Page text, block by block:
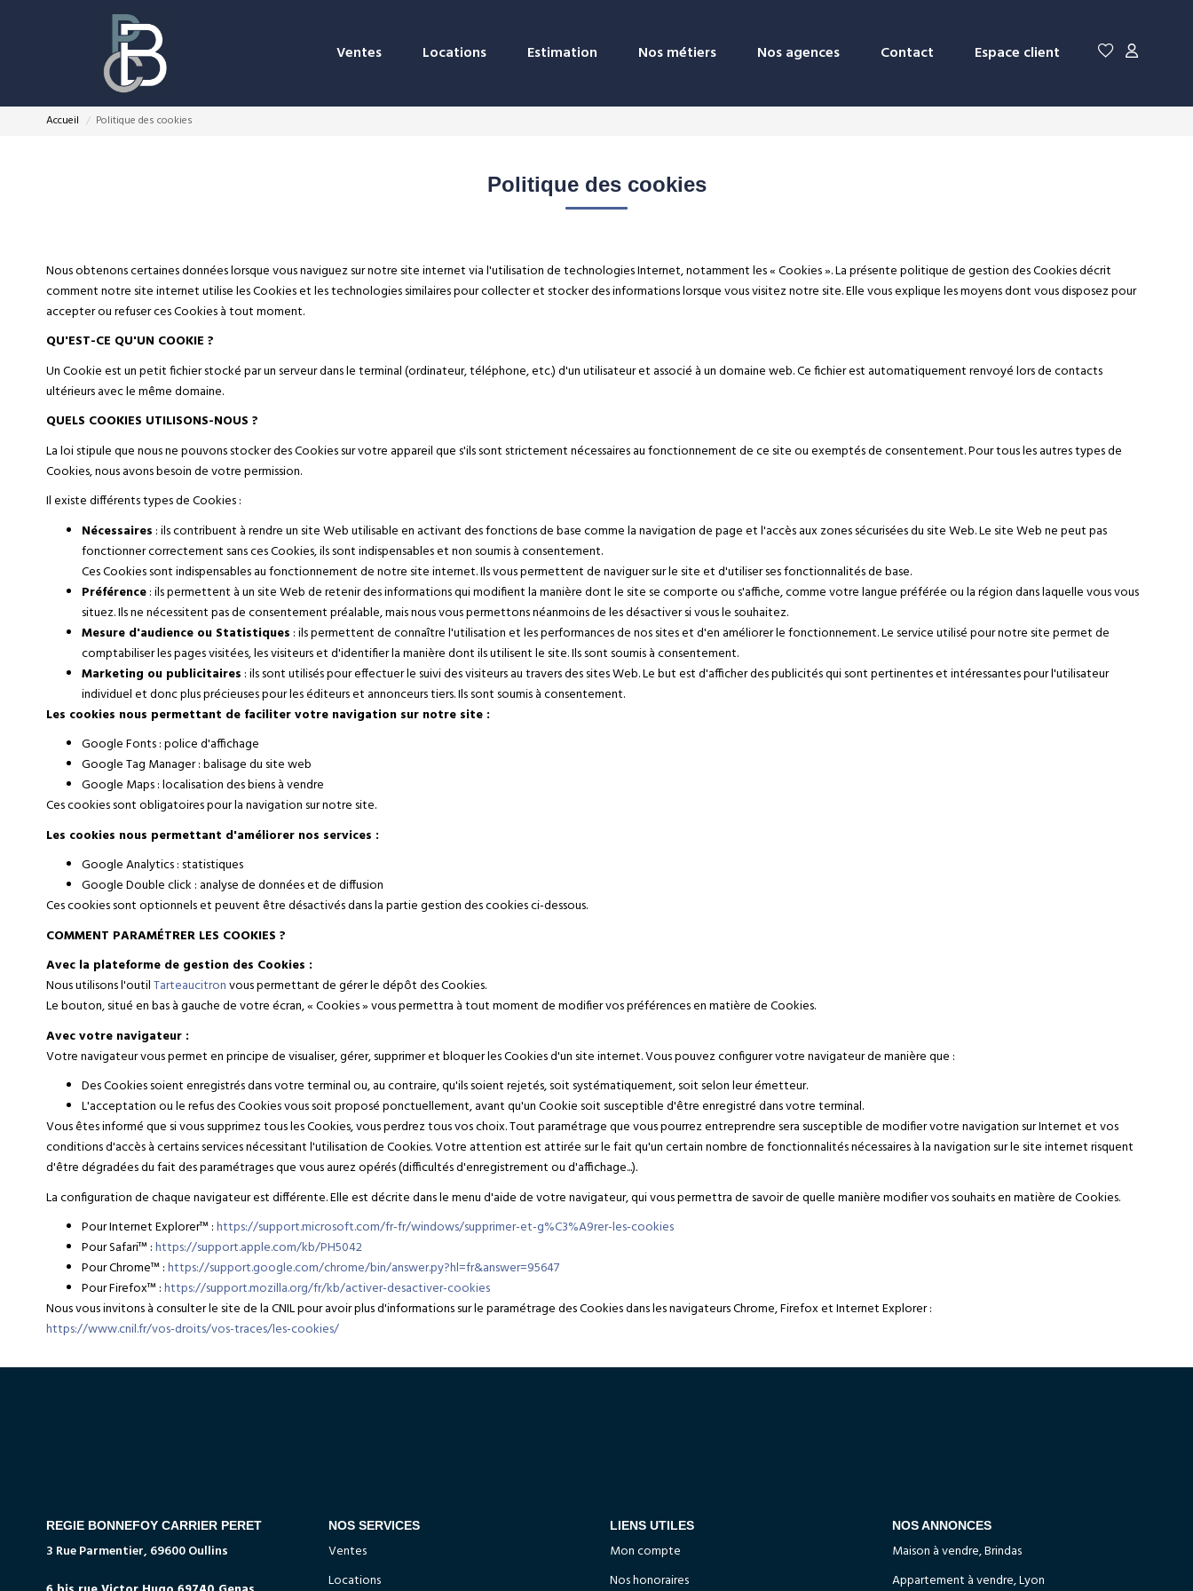
Ventes Locations Estimation Nos métiers Nos agences Contact Espace client
Accueil Politique des cookies
Politique des cookies
Nous obtenons certaines données lorsque vous naviguez sur notre site internet via l'utilisation de technologies Internet, notamment les « Cookies ». La présente politique de gestion des Cookies décrit
comment notre site internet utilise les Cookies et les technologies similaires pour collecter et stocker des informations lorsque vous visitez notre site. Elle vous explique les moyens dont vous disposez pour
accepter ou refuser ces Cookies à tout moment.
QU'EST-CE QU'UN COOKIE ?
Un Cookie est un petit fichier stocké par un serveur dans le terminal (ordinateur, téléphone, etc.) d'un utilisateur et associé à un domaine web. Ce fichier est automatiquement renvoyé lors de contacts
ultérieurs avec le même domaine.
QUELS COOKIES UTILISONS-NOUS ?
La loi stipule que nous ne pouvons stocker des Cookies sur votre appareil que s'ils sont strictement nécessaires au fonctionnement de ce site ou exemptés de consentement. Pour tous les autres types de
Cookies, nous avons besoin de votre permission.
Il existe différents types de Cookies :
Nécessaires : ils contribuent à rendre un site Web utilisable en activant des fonctions de base comme la navigation de page et l'accès aux zones sécurisées du site Web. Le site Web ne peut pas
fonctionner correctement sans ces Cookies, ils sont indispensables et non soumis à consentement.
Ces Cookies sont indispensables au fonctionnement de notre site internet. Ils vous permettent de naviguer sur le site et d'utiliser ses fonctionnalités de base.
Préférence: ils permettent à un site Web de retenir des informations qui modifient la manière dont le site se comporte ou s'affiche, comme votre langue préférée ou la région dans laquelle vous vous
situez. Ils ne nécessitent pas de consentement préalable, mais nous vous permettons néanmoins de les désactiver si vous le souhaitez.
Mesure d'audience ou Statistiques : ils permettent de connaître l'utilisation et les performances de nos sites et d'en améliorer le fonctionnement. Le service utilisé pour notre site permet de
comptabiliser les pages visitées, les visiteurs et d'identifier la manière dont ils utilisent le site. Ils sont soumis à consentement.
Marketing ou publicitaires : ils sont utilisés pour effectuer le suivi des visiteurs au travers des sites Web. Le but est d'afficher des publicités qui sont pertinentes et intéressantes pour l'utilisateur
individuel et donc plus précieuses pour les éditeurs et annonceurs tiers. Ils sont soumis à consentement.
Les cookies nous permettant de faciliter votre navigation sur notre site :
Google Fonts : police d'affichage
Google Tag Manager : balisage du site web
Google Maps : localisation des biens à vendre
Ces cookies sont obligatoires pour la navigation sur notre site.
Les cookies nous permettant d'améliorer nos services :
Google Analytics : statistiques
Google Double click : analyse de données et de diffusion
Ces cookies sont optionnels et peuvent être désactivés dans la partie gestion des cookies ci-dessous.
COMMENT PARAMÉTRER LES COOKIES ?
Avec la plateforme de gestion des Cookies :
Nous utilisons l'outilTarteaucitronvous permettant de gérer le dépôt des Cookies.
Le bouton, situé en bas à gauche de votre écran, « Cookies » vous permettra à tout moment de modifier vos préférences en matière de Cookies.
Avec votre navigateur :
Votre navigateur vous permet en principe de visualiser, gérer, supprimer et bloquer les Cookies d'un site internet. Vous pouvez configurer votre navigateur de manière que :
Des Cookies soient enregistrés dans votre terminal ou, au contraire, qu'ils soient rejetés, soit systématiquement, soit selon leur émetteur.
L'acceptation ou le refus des Cookies vous soit proposé ponctuellement, avant qu'un Cookie soit susceptible d'être enregistré dans votre terminal.
Vous êtes informé que si vous supprimez tous les Cookies, vous perdrez tous vos choix. Tout paramétrage que vous pourrez entreprendre sera susceptible de modifier votre navigation sur Internet et vos
conditions d'accès à certains services nécessitant l'utilisation de Cookies. Votre attention est attirée sur le fait qu'un certain nombre de fonctionnalités nécessaires à la navigation sur le site internet risquent
d'être dégradées du fait des paramétrages que vous aurez opérés (difficultés d'enregistrement ou d'affichage...).
La configuration de chaque navigateur est différente. Elle est décrite dans le menu d'aide de votre navigateur, qui vous permettra de savoir de quelle manière modifier vos souhaits en matière de Cookies.
Pour Internet Explorer™ :https://support.microsoft.com/fr-fr/windows/supprimer-et-g%C3%A9rer-les-cookies
Pour Safari™ :https://support.apple.com/kb/PH5042
Pour Chrome™ :https://support.google.com/chrome/bin/answer.py?hl=fr&answer=95647
Pour Firefox™ :https://support.mozilla.org/fr/kb/activer-desactiver-cookies
Nous vous invitons à consulter le site de la CNIL pour avoir plus d'informations sur le paramétrage des Cookies dans les navigateurs Chrome, Firefox et Internet Explorer :
https://www.cnil.fr/vos-droits/vos-traces/les-cookies/
NOS AGENCES
3 Rue Parmentier, 69600 Oullins
NOS SERVICES
Ventes
Locations
LIENS UTILES
Mon compte
Nos honoraires
NOS ANNONCES
Maison à vendre, Brindas
Appartement à vendre, Lyon